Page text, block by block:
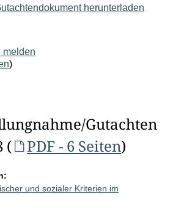
herunterladen
melden
)
Gutachten
(
PDF - 6 Seiten)
und sozialer Kriterien im